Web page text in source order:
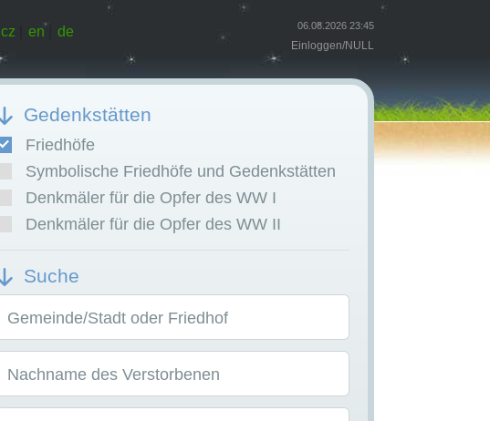
cz en de 06.08.2026 23:45
Einloggen/NULL
Gedenkstätten
Friedhöfe
Symbolische Friedhöfe und Gedenkstätten
Denkmäler für die Opfer des WW I
Denkmäler für die Opfer des WW II
Suche
Gemeinde/Stadt oder Friedhof
Nachname des Verstorbenen